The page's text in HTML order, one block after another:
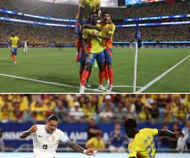
كل البطولات
أقسام
الكرة المصرية
الدوري المصري